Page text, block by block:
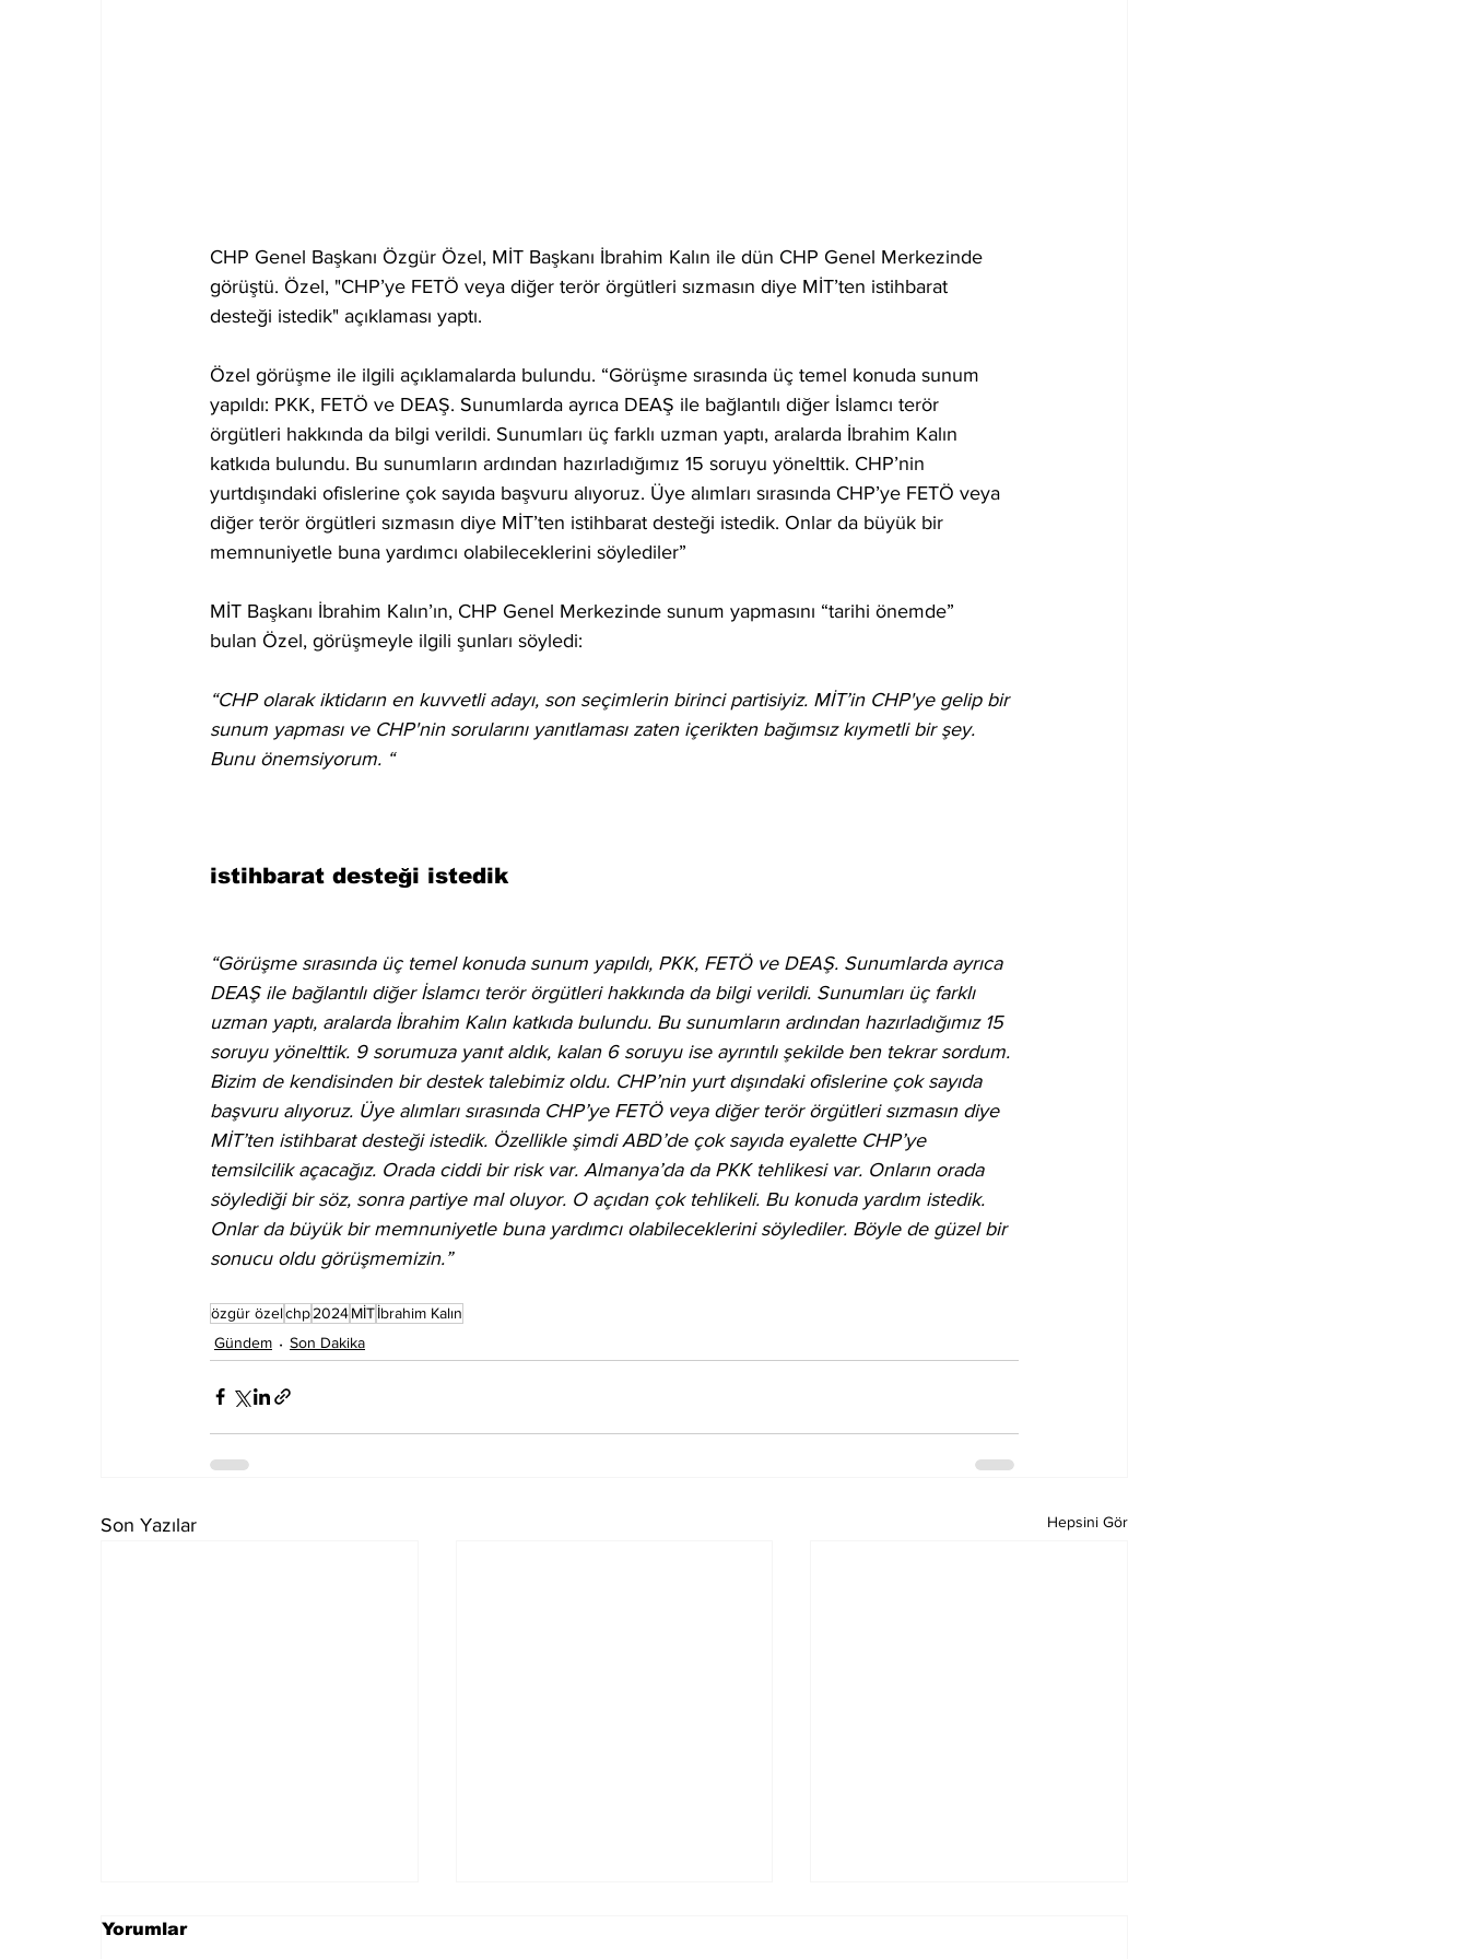
CHP Genel Başkanı Özgür Özel, MİT Başkanı İbrahim Kalın ile dün CHP Genel Merkezinde
görüştü. Özel, "CHP’ye FETÖ veya diğer terör örgütleri sızmasın diye MİT’ten istihbarat
desteği istedik" açıklaması yaptı.
Özel görüşme ile ilgili açıklamalarda bulundu. “Görüşme sırasında üç temel konuda sunum
yapıldı: PKK, FETÖ ve DEAŞ. Sunumlarda ayrıca DEAŞ ile bağlantılı diğer İslamcı terör
örgütleri hakkında da bilgi verildi. Sunumları üç farklı uzman yaptı, aralarda İbrahim Kalın
katkıda bulundu. Bu sunumların ardından hazırladığımız 15 soruyu yönelttik. CHP’nin
yurtdışındaki ofislerine çok sayıda başvuru alıyoruz. Üye alımları sırasında CHP’ye FETÖ veya
diğer terör örgütleri sızmasın diye MİT’ten istihbarat desteği istedik. Onlar da büyük bir
memnuniyetle buna yardımcı olabileceklerini söylediler”
MİT Başkanı İbrahim Kalın’ın, CHP Genel Merkezinde sunum yapmasını “tarihi önemde”
bulan Özel, görüşmeyle ilgili şunları söyledi:
“CHP olarak iktidarın en kuvvetli adayı, son seçimlerin birinci partisiyiz. MİT’in CHP'ye gelip bir
sunum yapması ve CHP'nin sorularını yanıtlaması zaten içerikten bağımsız kıymetli bir şey.
Bunu önemsiyorum. “
istihbarat desteği istedik
“Görüşme sırasında üç temel konuda sunum yapıldı, PKK, FETÖ ve DEAŞ. Sunumlarda ayrıca
DEAŞ ile bağlantılı diğer İslamcı terör örgütleri hakkında da bilgi verildi. Sunumları üç farklı
uzman yaptı, aralarda İbrahim Kalın katkıda bulundu. Bu sunumların ardından hazırladığımız 15
soruyu yönelttik. 9 sorumuza yanıt aldık, kalan 6 soruyu ise ayrıntılı şekilde ben tekrar sordum.
Bizim de kendisinden bir destek talebimiz oldu. CHP’nin yurt dışındaki ofislerine çok sayıda
başvuru alıyoruz. Üye alımları sırasında CHP’ye FETÖ veya diğer terör örgütleri sızmasın diye
MİT’ten istihbarat desteği istedik. Özellikle şimdi ABD’de çok sayıda eyalette CHP’ye
temsilcilik açacağız. Orada ciddi bir risk var. Almanya’da da PKK tehlikesi var. Onların orada
söylediği bir söz, sonra partiye mal oluyor. O açıdan çok tehlikeli. Bu konuda yardım istedik.
Onlar da büyük bir memnuniyetle buna yardımcı olabileceklerini söylediler. Böyle de güzel bir
sonucu oldu görüşmemizin.”
özgür özelchp2024MİTİbrahim Kalın
Gündem
Son Dakika
Son Yazılar Hepsini Gör
Yorumlar